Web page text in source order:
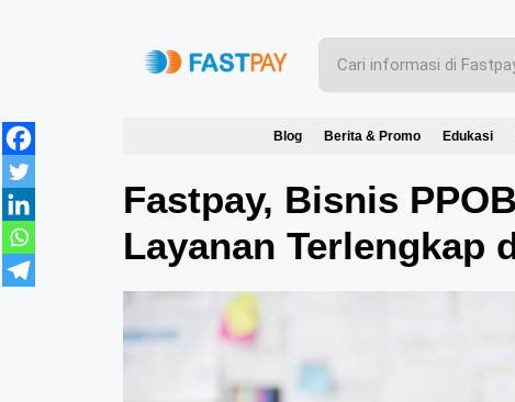
Blog Berita & Promo Edukasi
Fastpay, Bisnis
Layanan Terlengkap